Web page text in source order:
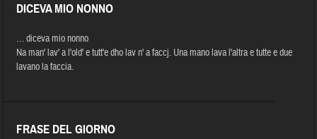
DICEVA MIO NONNO
… diceva mio nonno
Na man' lav' a l'old' e tutt'e dho lav n' a faccj. Una mano lava l'altra e tutte e due
lavano la faccia.
FRASE DEL GIORNO